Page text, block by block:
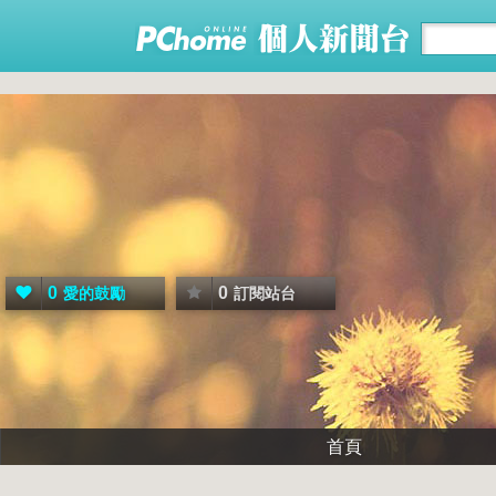
0 愛的鼓勵 0 訂閱站台
首頁